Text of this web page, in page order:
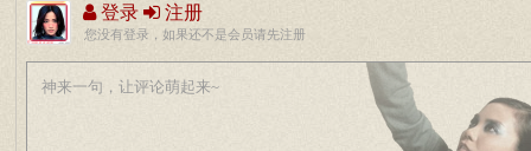
登录 注册
您没有登录，如果还不是会员请先注册